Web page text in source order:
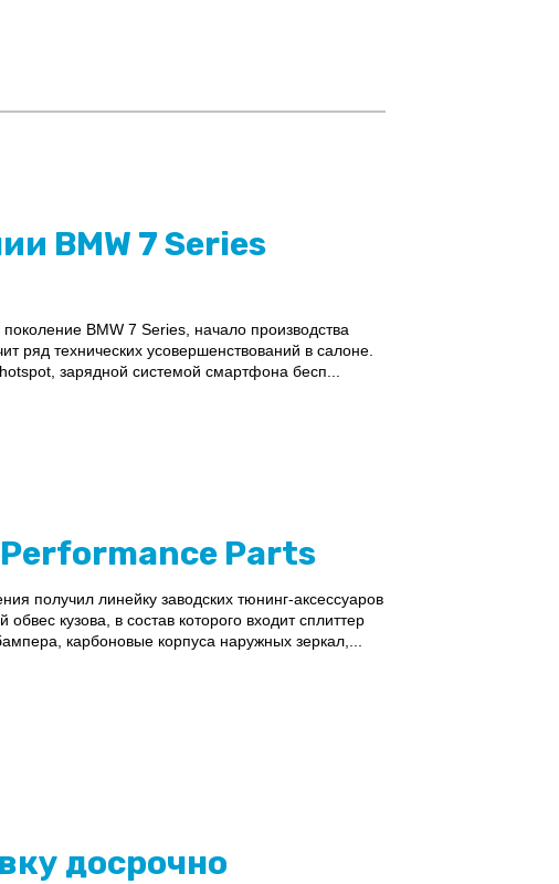
BMW 7 Series
BMW 7 Series, начало производства
ряд технических усовершенствований в салоне.
зарядной системой смартфона бесп...
Performance Parts
получил линейку заводских тюнинг-аксессуаров
кузова, в состав которого входит сплиттер
карбоновые корпуса наружных зеркал,...
досрочно